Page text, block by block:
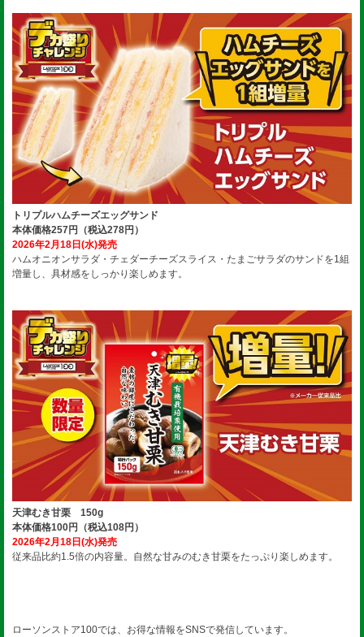
トリプルハムチーズエッグサンド
本体価格257円（税込278円）
2026年2月18日(水)発売
ハムオニオンサラダ・チェダーチーズスライス・たまごサラダのサンドを1組
増量し、具材感をしっかり楽しめます。
天津むき甘栗 150g
本体価格100円（税込108円）
2026年2月18日(水)発売
従来品比約1.5倍の内容量。自然な甘みのむき甘栗をたっぷり楽しめます。
ローソンストア100では、お得な情報をSNSで発信しています。